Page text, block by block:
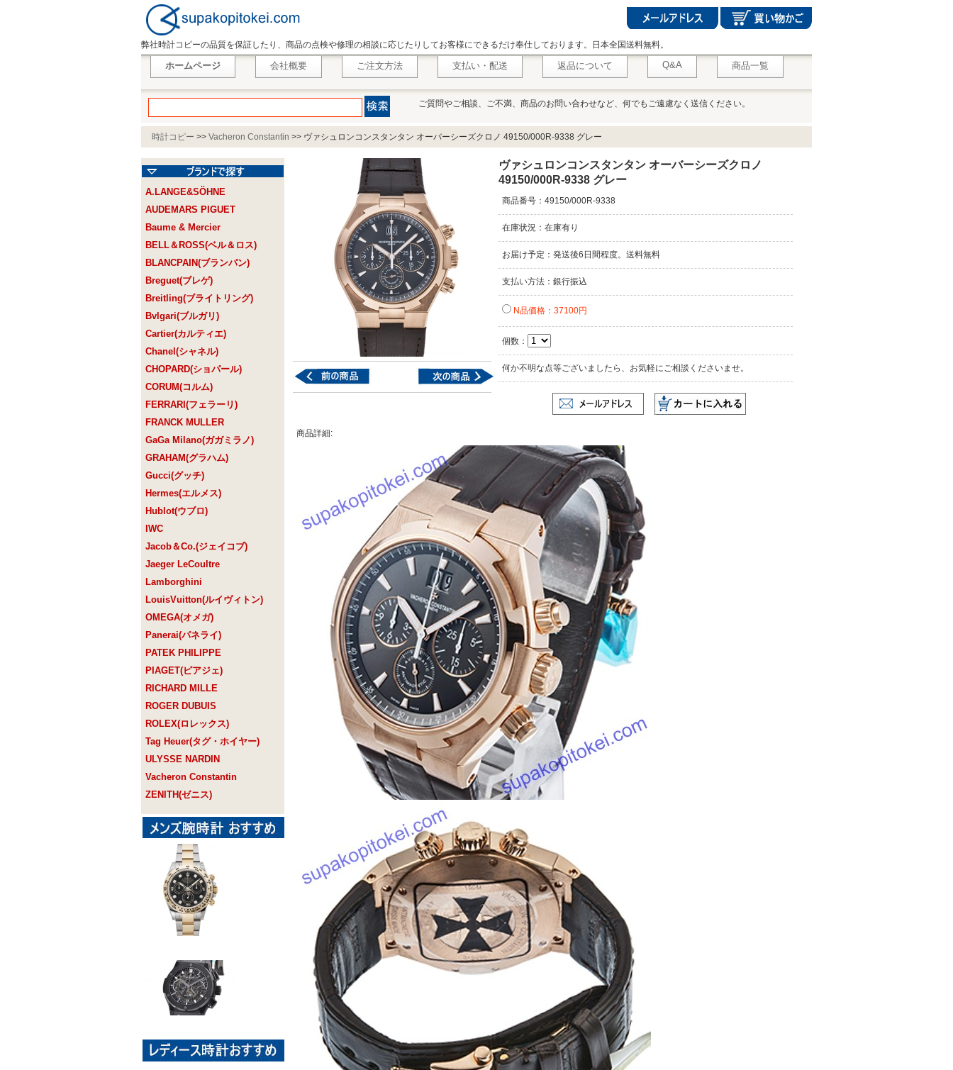
弊社時計コピーの品質を保証したり、商品の点検や修理の相談に応じたりしてお客様にできるだけ奉仕しております。日本全国送料無料。
ホームページ 会社概要 ご注文方法 支払い・配送 返品について Q&A 商品一覧
ご質問やご相談、ご不満、商品のお問い合わせなど、何でもご遠慮なく送信ください。
時計コピー >> Vacheron Constantin >> ヴァシュロンコンスタンタン オーバーシーズクロノ 49150/000R-9338 グレー
A.LANGE&SÖHNE
AUDEMARS PIGUET
Baume & Mercier
BELL＆ROSS(ベル＆ロス)
BLANCPAIN(ブランパン)
Breguet(ブレゲ)
Breitling(ブライトリング)
Bvlgari(ブルガリ)
Cartier(カルティエ)
Chanel(シャネル)
CHOPARD(ショパール)
CORUM(コルム)
FERRARI(フェラーリ)
FRANCK MULLER
GaGa Milano(ガガミラノ)
GRAHAM(グラハム)
Gucci(グッチ)
Hermes(エルメス)
Hublot(ウブロ)
IWC
Jacob＆Co.(ジェイコブ)
Jaeger LeCoultre
Lamborghini
LouisVuitton(ルイヴィトン)
OMEGA(オメガ)
Panerai(パネライ)
PATEK PHILIPPE
PIAGET(ピアジェ)
RICHARD MILLE
ROGER DUBUIS
ROLEX(ロレックス)
Tag Heuer(タグ・ホイヤー)
ULYSSE NARDIN
Vacheron Constantin
ZENITH(ゼニス)
ヴァシュロンコンスタンタン オーバーシーズクロノ
49150/000R-9338 グレー
商品番号：49150/000R-9338
在庫状況：在庫有り
お届け予定：発送後6日間程度。送料無料
支払い方法：銀行振込
N品価格：37100円
個数：
何か不明な点等ございましたら、お気軽にご相談くださいませ。
商品詳細: